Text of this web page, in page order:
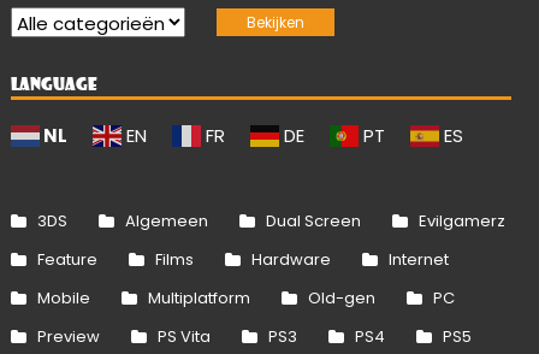
LANGUAGE
NL EN FR DE PT ES
3DS Algemeen Dual Screen
Evilgamerz
Feature
Films Hardware
Internet
Mobile
Multiplatform Old-gen
PC
Preview
PS Vita PS3 PS4
PS5